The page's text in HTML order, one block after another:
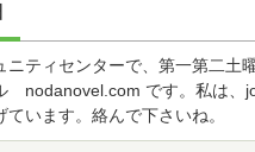
ニティセンターで、第一第二土
nodanovel.com です。私は、
ています。絡んで下さいね。